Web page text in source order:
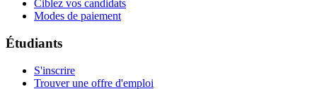
Ciblez vos candidats
Modes de paiement
Étudiants
S'inscrire
Trouver une offre d'emploi